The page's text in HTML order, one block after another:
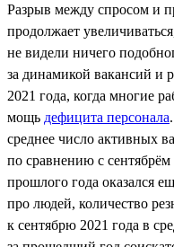
Разрыв между спросом и
продолжает
не видели ничего
за динамикой вакансий и
2021 года, когда многие
мощь дефицита персонала
среднее число активных
по сравнению с
прошлого года оказался
про людей, количество
к сентябрю 2021 года в